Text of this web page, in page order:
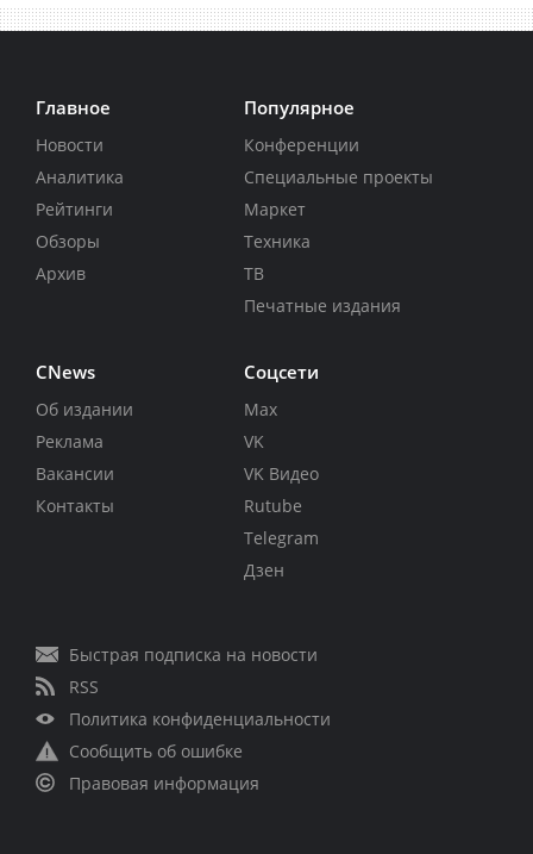
Главное
Новости
Аналитика
Рейтинги
Обзоры
Архив
Популярное
Конференции
Специальные проекты
Маркет
Техника
ТВ
Печатные издания
CNews
Об издании
Реклама
Вакансии
Контакты
Соцсети
Max
VK
VK Видео
Rutube
Telegram
Дзен
Быстрая подписка на новости
RSS
Политика конфиденциальности
Сообщить об ошибке
Правовая информация